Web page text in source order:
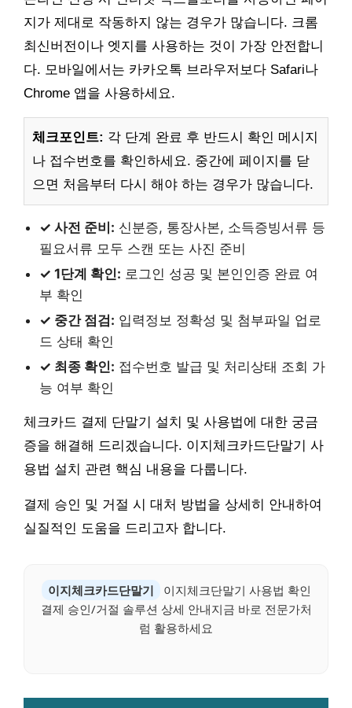
지가 제대로 작동하지 않는 경우가 많습니다. 크롬
최신버전이나 엣지를 사용하는 것이 가장 안전합니
다. 모바일에서는 카카오톡 브라우저보다 Safari나
Chrome 앱을 사용하세요.
체크포인트: 각 단계 완료 후 반드시 확인 메시지
나 접수번호를 확인하세요. 중간에 페이지를 닫
으면 처음부터 다시 해야 하는 경우가 많습니다.
✓ 사전 준비: 신분증, 통장사본, 소득증빙서류 등
필요서류 모두 스캔 또는 사진 준비
✓ 1단계 확인: 로그인 성공 및 본인인증 완료 여
부 확인
✓ 중간 점검: 입력정보 정확성 및 첨부파일 업로
드 상태 확인
✓ 최종 확인: 접수번호 발급 및 처리상태 조회 가
능 여부 확인
체크카드 결제 단말기 설치 및 사용법에 대한 궁금
증을 해결해 드리겠습니다. 이지체크카드단말기 사
용법 설치 관련 핵심 내용을 다룹니다.
결제 승인 및 거절 시 대처 방법을 상세히 안내하여
실질적인 도움을 드리고자 합니다.
이지체크카드단말기
이지체크단말기 사용법 확인
결제 승인/거절 솔루션 상세 안내지금 바로 전문가처
럼 활용하세요